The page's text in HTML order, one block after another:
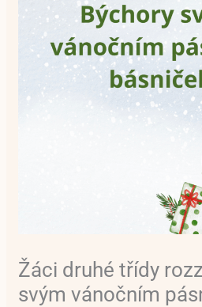
Žáci druhé třídy
svým vánočním